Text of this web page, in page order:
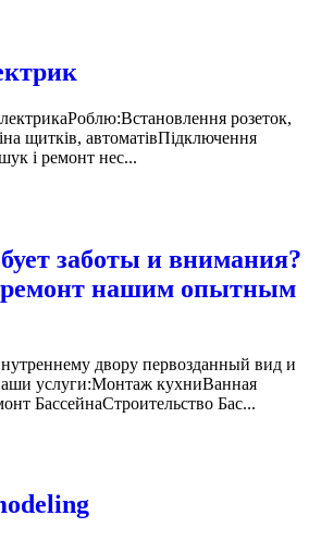
Встановлення розеток,
щитків, автоматів Підключення
і ремонт нес...
заботы и внимания?
ремонт нашим опытным
двору первозданный вид и
услуги:Монтаж кухниВанная
БассейнаСтроительство Бас...